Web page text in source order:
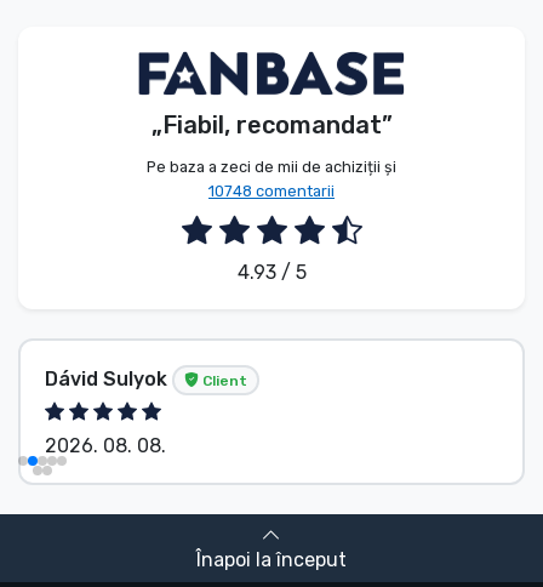
„Fiabil, recomandat”
Pe baza a zeci de mii de achiziții și
10748 comentarii
4.93 / 5
Dávid Sulyok Client
2026. 08. 08.
Înapoi la început